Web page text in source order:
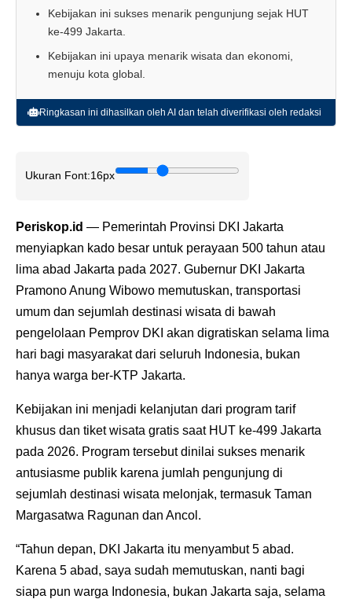
Kebijakan ini sukses menarik pengunjung sejak HUT
ke-499 Jakarta.
Kebijakan ini upaya menarik wisata dan ekonomi,
menuju kota global.
Ringkasan ini dihasilkan oleh AI dan telah diverifikasi oleh redaksi
Ukuran Font:16px
Periskop.id — Pemerintah Provinsi DKI Jakarta
menyiapkan kado besar untuk perayaan 500 tahun atau
lima abad Jakarta pada 2027. Gubernur DKI Jakarta
Pramono Anung Wibowo memutuskan, transportasi
umum dan sejumlah destinasi wisata di bawah
pengelolaan Pemprov DKI akan digratiskan selama lima
hari bagi masyarakat dari seluruh Indonesia, bukan
hanya warga ber-KTP Jakarta.
Kebijakan ini menjadi kelanjutan dari program tarif
khusus dan tiket wisata gratis saat HUT ke-499 Jakarta
pada 2026. Program tersebut dinilai sukses menarik
antusiasme publik karena jumlah pengunjung di
sejumlah destinasi wisata melonjak, termasuk Taman
Margasatwa Ragunan dan Ancol.
“Tahun depan, DKI Jakarta itu menyambut 5 abad.
Karena 5 abad, saya sudah memutuskan, nanti bagi
siapa pun warga Indonesia, bukan Jakarta saja, selama